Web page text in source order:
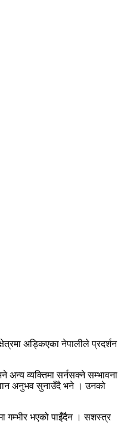
अड्किएका नेपालीले प्रदर्शन
अन्य व्यक्तिमा सर्नसक्ने सम्भावना
अनुभव सुनाउँदै भने । उनको
गम्भीर भएको पाइँदैन । सशस्त्र